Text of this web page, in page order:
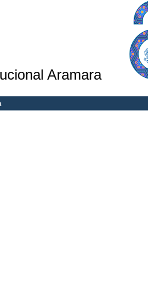
Aramara